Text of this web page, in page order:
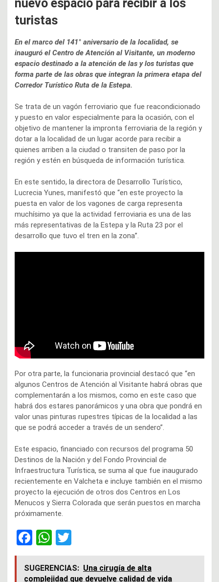
nuevo espacio para recibir a los
turistas
En el marco del 141° aniversario de la localidad, se
inauguró el Centro de Atención al Visitante, un moderno
espacio destinado a la atención de las y los turistas que
forma parte de las obras que integran la primera etapa del
Corredor Turístico Ruta de la Estepa.
Se trata de un vagón ferroviario que fue reacondicionado
y puesto en valor especialmente para la ocasión, con el
objetivo de mantener la impronta ferroviaria de la región y
dotar a la localidad de un lugar acorde para recibir a
quienes arriben a la ciudad o transiten de paso por la
región y estén en búsqueda de información turística.
En este sentido, la directora de Desarrollo Turístico,
Lucrecia Yunes, manifestó que “en este proyecto la
puesta en valor de los vagones de carga representa
muchísimo ya que la actividad ferroviaria es una de las
más representativas de la Estepa y la Ruta 23 por el
desarrollo que tuvo el tren en la zona”.
Por otra parte, la funcionaria provincial destacó que “en
algunos Centros de Atención al Visitante habrá obras que
complementarán a los mismos, como en este caso que
habrá dos estares panorámicos y una obra que pondrá en
valor unas pinturas rupestres típicas de la localidad a las
que se podrá acceder a través de un sendero”.
Este espacio, financiado con recursos del programa 50
Destinos de la Nación y del Fondo Provincial de
Infraestructura Turística, se suma al que fue inaugurado
recientemente en Valcheta e incluye también en el mismo
proyecto la ejecución de otros dos Centros en Los
Menucos y Sierra Colorada que serán puestos en marcha
próximamente.
F
a
ce
W
h
at
wi
tt
SUGERENCIAS: Una cirugía de alta
complejidad que devuelve calidad de vida